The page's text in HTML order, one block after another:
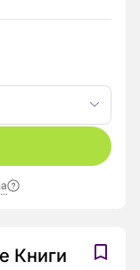
клиентов,
и
Книги